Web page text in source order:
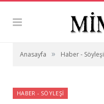
Anasayfa » Haber - Söyleşi
HABER - SÖYLEŞI